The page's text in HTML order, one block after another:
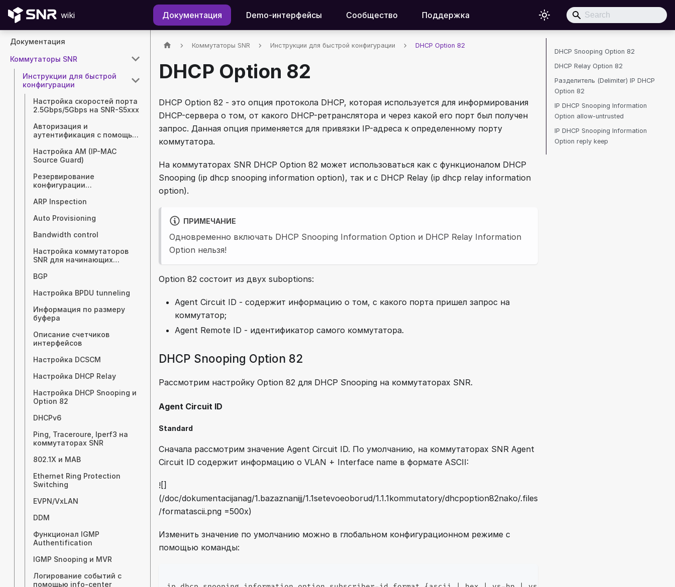
wiki Документация Demo-интерфейсы Сообщество Поддержка
Документация
Коммутаторы SNR
Инструкции для быстрой
конфигурации
Настройка скоростей порта
2.5Gbps/5Gbps на SNR-S5xxx
Авторизация и
аутентификация с помощью
Настройка AM (IP-MAC
Source Guard)
Резервирование
конфигурации
помощью TFTP/FTP/SFTP-
ARP Inspection
Auto Provisioning
Bandwidth control
Настройка коммутаторов
SNR для начинающих
BGP
Настройка BPDU tunneling
Информация по размеру
буфера
Описание счетчиков
интерфейсов
Настройка DCSCM
Настройка DHCP Relay
Настройка DHCP Snooping и
Option 82
DHCPv6
Ping, Traceroure, Iperf3 на
коммутаторах SNR
802.1X и MAB
Ethernet Ring Protection
Switching
EVPN/VxLAN
DDM
Функционал IGMP
Authentification
IGMP Snooping и MVR
Логирование событий с
помощью info-center
Коммутаторы SNR Инструкции для быстрой конфигурации DHCP Option 82
DHCP Option 82
DHCP Option 82 - это опция протокола DHCP, которая используется для информирования
DHCP-сервера о том, от какого DHCP-ретранслятора и через какой его порт был получен
запрос. Данная опция применяется для привязки IP-адреса к определенному порту
коммутатора.
На коммутаторах SNR DHCP Option 82 может использоваться как с функционалом DHCP
Snooping (ip dhcp snooping information option), так и с DHCP Relay (ip dhcp relay information
option).
ПРИМЕЧАНИЕ
Одновременно включать DHCP Snooping Information Option и DHCP Relay Information
Option нельзя!
Option 82 состоит из двух suboptions:
Agent Circuit ID - содержит информацию о том, с какого порта пришел запрос на
коммутатор;
Agent Remote ID - идентификатор самого коммутатора.
DHCP Snooping Option 82
Рассмотрим настройку Option 82 для DHCP Snooping на коммутаторах SNR.
Agent Circuit ID
Standard
Сначала рассмотрим значение Agent Circuit ID. По умолчанию, на коммутаторах SNR Agent
Circuit ID содержит информацию о VLAN + Interface name в формате ASCII:
![]
(/doc/dokumentacijanag/1.bazaznanijj/1.1setevoeoborud/1.1.1kommutatory/dhcpoption82nako/.files
/formatascii.png =500x)
Изменить значение по умолчанию можно в глобальном конфигурационном режиме с
помощью команды:
DHCP Snooping Option 82
DHCP Relay Option 82
Разделитель (Delimiter) IP DHCP
Option 82
IP DHCP Snooping Information
Option allow-untrusted
IP DHCP Snooping Information
Option reply keep